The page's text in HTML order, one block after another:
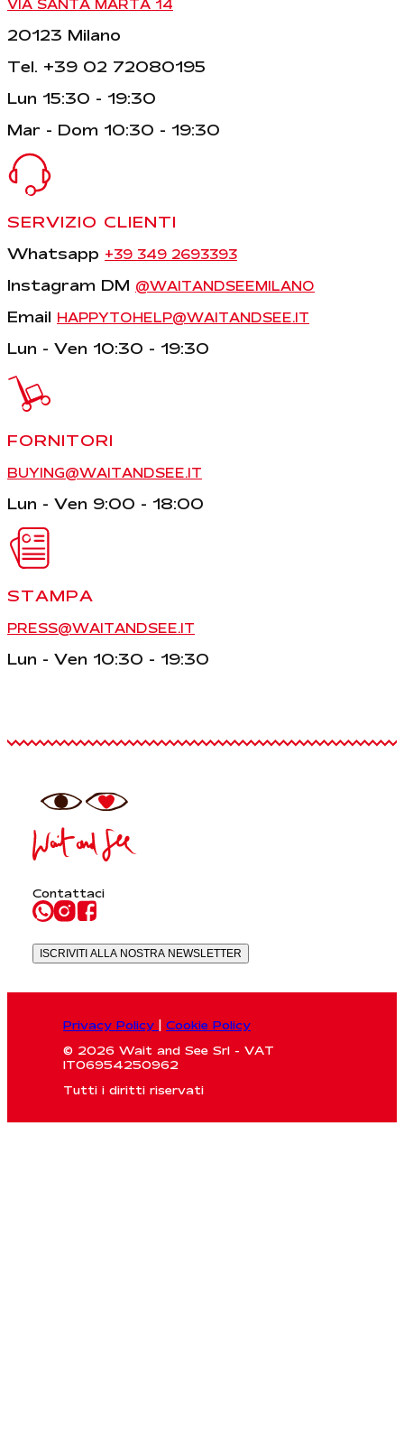
VIA SANTA MARTA 14
20123 Milano
Tel. +39 02 72080195
Lun 15:30 - 19:30
Mar - Dom 10:30 - 19:30
SERVIZIO CLIENTI
Whatsapp +39 349 2693393
Instagram DM @WAITANDSEEMILANO
Email HAPPYTOHELP@WAITANDSEE.IT
Lun - Ven 10:30 - 19:30
FORNITORI
BUYING@WAITANDSEE.IT
Lun - Ven 9:00 - 18:00
STAMPA
PRESS@WAITANDSEE.IT
Lun - Ven 10:30 - 19:30
Contattaci
ISCRIVITI ALLA NOSTRA NEWSLETTER
Privacy Policy
Cookie Policy
© 2026 Wait and See Srl - VAT
IT06954250962
Tutti i diritti riservati